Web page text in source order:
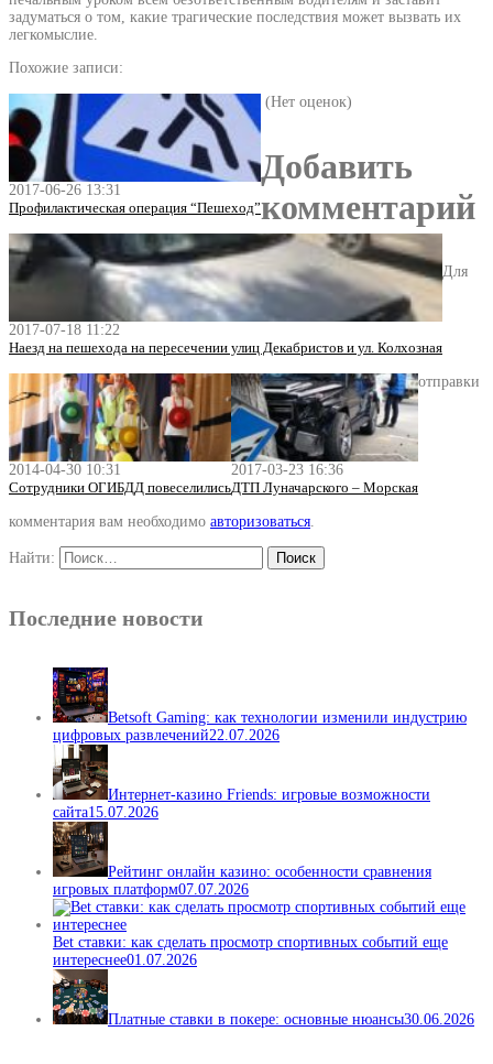
задуматься о том, какие трагические последствия может вызвать их
легкомыслие.
Похожие записи:
2017-06-26 13:31
Профилактическая операция “Пешеход”
2017-07-18 11:22
Наезд на пешехода на пересечении улиц Декабристов и ул. Колхозная
2014-04-30 10:31
Сотрудники ОГИБДД повеселились
2017-03-23 16:36
ДТП Луначарского – Морская
(Нет оценок)
Добавить
комментарий
Для
отправки
комментария вам необходимо авторизоваться
Найти:
Последние новости
Betsoft Gaming: как технологии изменили индустрию
цифровых развлечений22.07.2026
Интернет-казино Friends: игровые возможности
сайта15.07.2026
Рейтинг онлайн казино: особенности сравнения
игровых платформ07.07.2026
Bet ставки: как сделать просмотр спортивных событий еще
интереснее01.07.2026
Платные ставки в покере: основные нюансы30.06.2026